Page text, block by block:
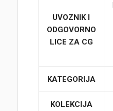
UVOZNIK I
ODGOVORNO
LICE ZA CG
KATEGORIJA
KOLEKCIJA